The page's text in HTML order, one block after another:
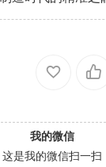
我的微信
这是我的微信扫一扫